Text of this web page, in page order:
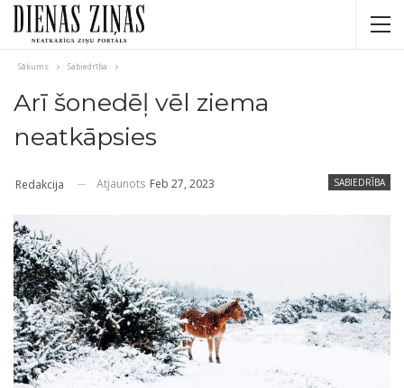
Sākums Sabiedrība
Arī šonedēļ vēl ziema
neatkāpsies
SABIEDRĪBA
Redakcija Atjaunots Feb 27, 2023